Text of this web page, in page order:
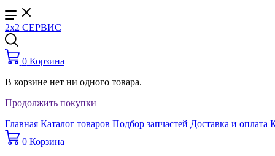
2x2 СЕРВИС
0 Корзина
В корзине нет ни одного товара.
Продолжить покупки
Главная Каталог товаров Подбор запчастей Доставка и оплата
0 Корзина